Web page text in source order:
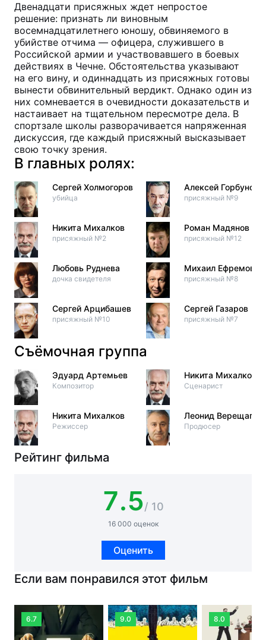
Двенадцати присяжных ждет непростое
решение: признать ли виновным
восемнадцатилетнего юношу, обвиняемого в
убийстве отчима — офицера, служившего в
Российской армии и участвовавшего в боевых
действиях в Чечне. Обстоятельства указывают
на его вину, и одиннадцать из присяжных готовы
вынести обвинительный вердикт. Однако один из
них сомневается в очевидности доказательств и
настаивает на тщательном пересмотре дела. В
спортзале школы разворачивается напряженная
дискуссия, где каждый присяжный высказывает
свою точку зрения.
В главных ролях:
Сергей Холмогоров
убийца
Никита Михалков
присяжный №2
Любовь Руднева
дочка свидетеля
Сергей Арцибашев
присяжный №10
Алексей Горбунов
присяжный №9
Роман Мадянов
присяжный №12
Михаил Ефремов
присяжный №8
Сергей Газаров
присяжный №7
Съёмочная группа
Эдуард Артемьев
Композитор
Никита Михалков
Режиссер
Никита Михалков
Сценарист
Леонид Верещагин
Продюсер
Рейтинг фильма
7.5/ 10
16 000 оценок
Оценить
Если вам понравился этот фильм
6.7 9.0 8.0